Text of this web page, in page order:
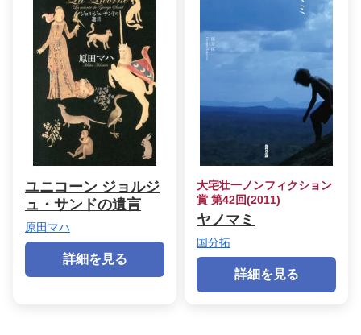
ユニコーン ジョルジ
ュ・サンドの遺言
原田マハ
詳細を見る
大宅壮一ノンフィクション
賞 第42回(2011)
ヤノマミ
国分拓
詳細を見る